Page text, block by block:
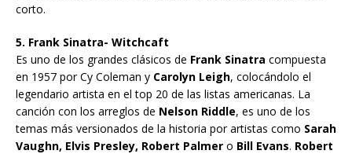
corto.
5. Frank Sinatra- Witchcaft
Es uno de los grandes clásicos de Frank Sinatra compuesta
en 1957 por Cy Coleman y Carolyn Leigh, colocándolo el
legendario artista en el top 20 de las listas americanas. La
canción con los arreglos de Nelson Riddle, es uno de los
temas más versionados de la historia por artistas como Sarah
Vaughn, Elvis Presley, Robert Palmer o Bill Evans. Robert